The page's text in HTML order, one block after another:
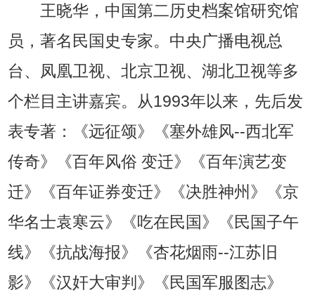
王晓华，中国第二历史档案馆研究馆
员，著名民国史专家。中央广播电视总
台、凤凰卫视、北京卫视、湖北卫视等多
个栏目主讲嘉宾。从1993年以来，先后发
表专著：《远征颂》《塞外雄风--西北军
传奇》《百年风俗 变迁》《百年演艺变
迁》《百年证券变迁》《决胜神州》《京
华名士袁寒云》《吃在民国》《民国子午
线》《抗战海报》《杏花烟雨--江苏旧
影》《汉奸大审判》《民国军服图志》